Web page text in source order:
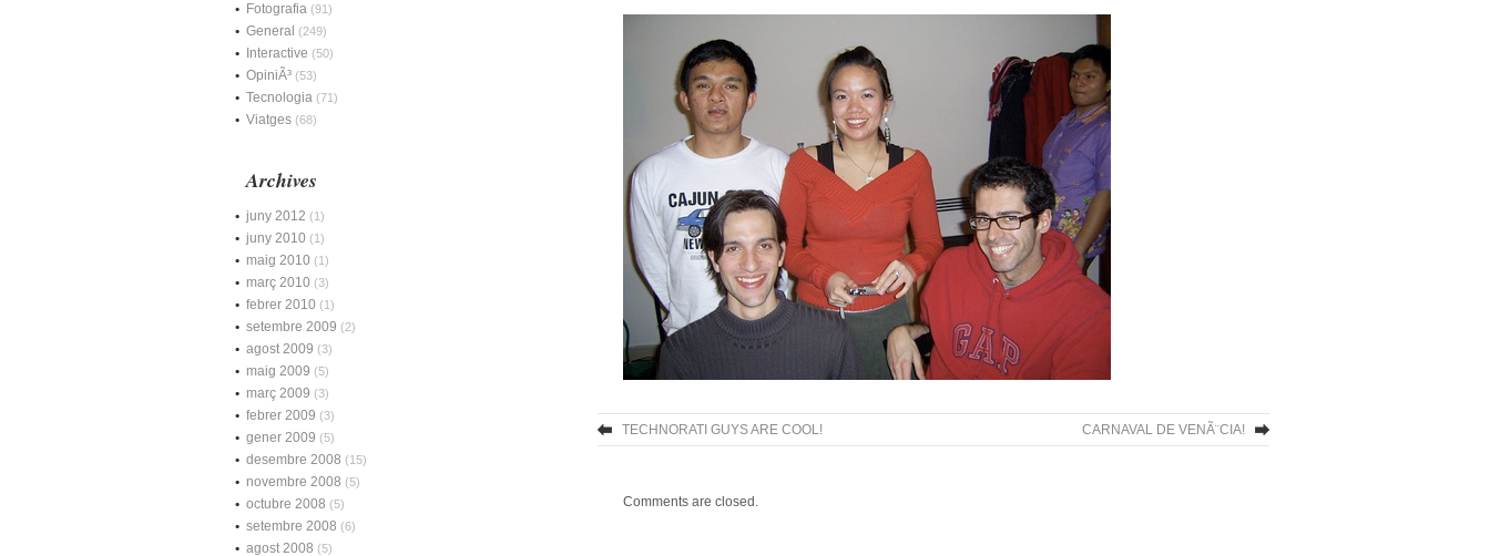
TECHNORATI GUYS ARE COOL! CARNAVAL DE VENÃ¨CIA!
Comments are closed.
Fotografia (91)
General (249)
Interactive (50)
OpiniÃ³ (53)
Tecnologia (71)
Viatges (68)
Archives
juny 2012 (1)
juny 2010 (1)
maig 2010 (1)
març 2010 (3)
febrer 2010 (1)
setembre 2009 (2)
agost 2009 (3)
maig 2009 (5)
març 2009 (3)
febrer 2009 (3)
gener 2009 (5)
desembre 2008 (15)
novembre 2008 (5)
octubre 2008 (5)
setembre 2008 (6)
agost 2008 (5)